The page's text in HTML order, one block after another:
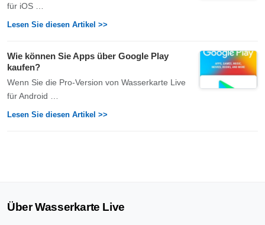
für iOS …
Lesen Sie diesen Artikel >>
Wie können Sie Apps über Google Play
kaufen?
Wenn Sie die Pro-Version von Wasserkarte Live
für Android …
Lesen Sie diesen Artikel >>
Über Wasserkarte Live